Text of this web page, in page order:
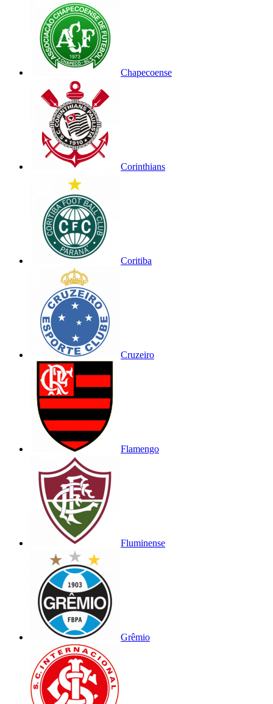
Chapecoense
Corinthians
Coritiba
Cruzeiro
Flamengo
Fluminense
Grêmio